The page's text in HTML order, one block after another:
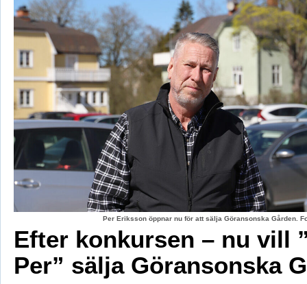
Per Eriksson öppnar nu för att sälja Göransonska Gården.
Efter konkursen – nu vill
Per” sälja Göransonska